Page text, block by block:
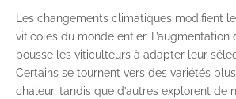
Les changements climatiques modifient
viticoles du monde entier.
pousse les viticulteurs à adapter leur
Certains se tournent vers des variétés
chaleur, tandis que d’autres explorent de